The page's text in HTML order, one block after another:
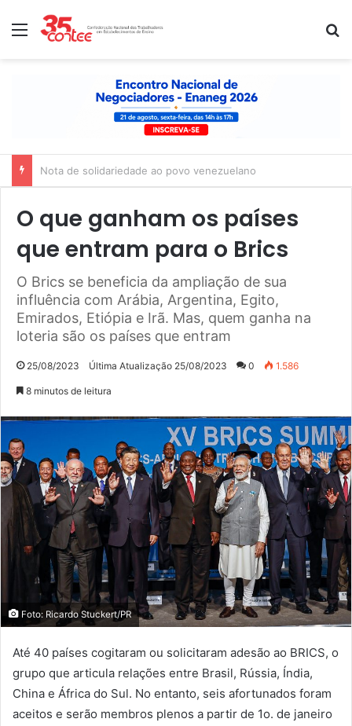
Menu
Nota de solidariedade ao povo venezuelano
O que ganham os países
que entram para o Brics
O Brics se beneficia da ampliação de sua
influência com Arábia, Argentina, Egito,
Emirados, Etiópia e Irã. Mas, quem ganha na
loteria são os países que entram
25/08/2023 Última Atualização 25/08/2023 0 1.586
8 minutos de leitura
Foto: Ricardo Stuckert/PR
Até 40 países cogitaram ou solicitaram adesão ao BRICS, o
grupo que articula relações entre Brasil, Rússia, Índia,
China e África do Sul. No entanto, seis afortunados foram
aceitos e serão membros plenos a partir de 1o. de janeiro